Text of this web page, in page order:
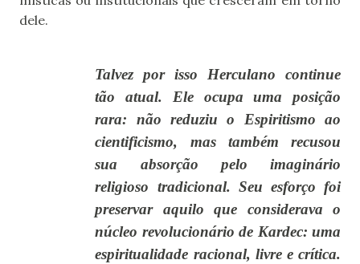
dele.
Talvez por isso Herculano continue
tão atual. Ele ocupa uma posição
rara: não reduziu o Espiritismo ao
cientificismo, mas também recusou
sua absorção pelo imaginário
religioso tradicional. Seu esforço foi
preservar aquilo que considerava o
núcleo revolucionário de Kardec: uma
espiritualidade racional, livre e crítica.